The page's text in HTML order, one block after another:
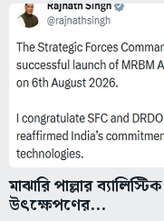
মাঝারি পাল্লার
উৎক্ষেপণের...